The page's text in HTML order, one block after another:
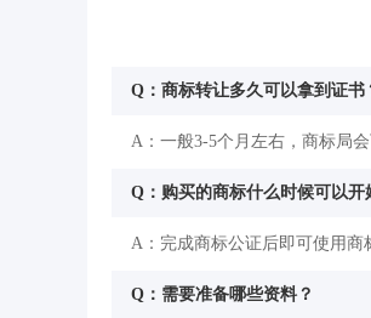
Q：商标转让多久可以拿到证书
A：一般3-5个月左右，商标局
Q：购买的商标什么时候可以开
A：完成商标公证后即可使用商
Q：需要准备哪些资料？